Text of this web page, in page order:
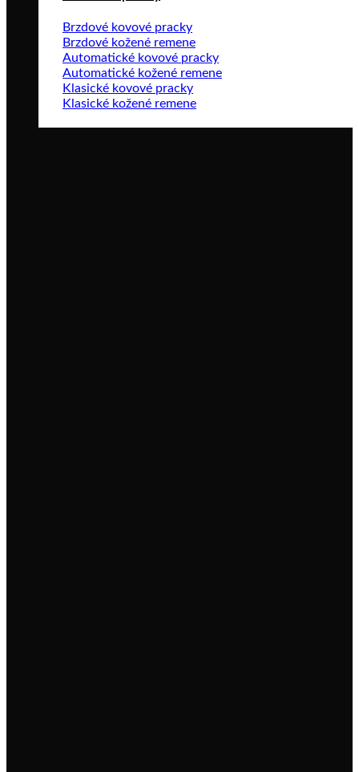
Brzdové kovové pracky
Brzdové kožené remene
Automatické kovové pracky
Automatické kožené remene
Klasické kovové pracky
Klasické kožené remene